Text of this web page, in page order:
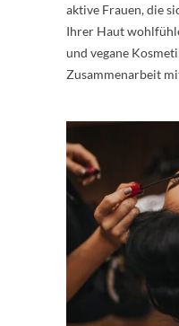
aktive Frauen, die
Ihrer Haut
und vegane
Zusammenarbeit